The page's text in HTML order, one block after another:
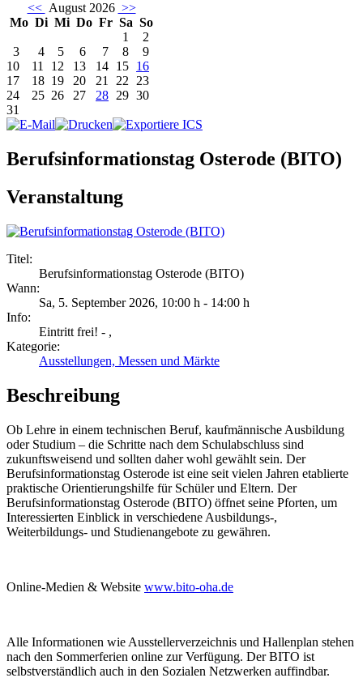
<< August 2026 >>
Mo Di Mi Do Fr Sa So
1
2
3
4 5 6 7 8
9
10
11 12 13 14 15 16
17
18 19 20 21 22 23
24
25 26 27 28 29 30
31
Berufsinformationstag Osterode (BITO)
Veranstaltung
Titel:
Berufsinformationstag Osterode (BITO)
Wann:
Sa, 5. September 2026, 10:00 h - 14:00 h
Info:
Eintritt frei! - ,
Kategorie:
Ausstellungen, Messen und Märkte
Beschreibung
Ob Lehre in einem technischen Beruf, kaufmännische Ausbildung
oder Studium – die Schritte nach dem Schulabschluss sind
zukunftsweisend und sollten daher wohl gewählt sein. Der
Berufsinformationstag Osterode ist eine seit vielen Jahren etablierte
praktische Orientierungshilfe für Schüler und Eltern. Der
Berufsinformationstag Osterode (BITO) öffnet seine Pforten, um
Interessierten Einblick in verschiedene Ausbildungs-,
Weiterbildungs- und Studienangebote zu gewähren.
Online-Medien & Website www.bito-oha.de
Alle Informationen wie Ausstellerverzeichnis und Hallenplan stehen
nach den Sommerferien online zur Verfügung. Der BITO ist
selbstverständlich auch in den Sozialen Netzwerken auffindbar.